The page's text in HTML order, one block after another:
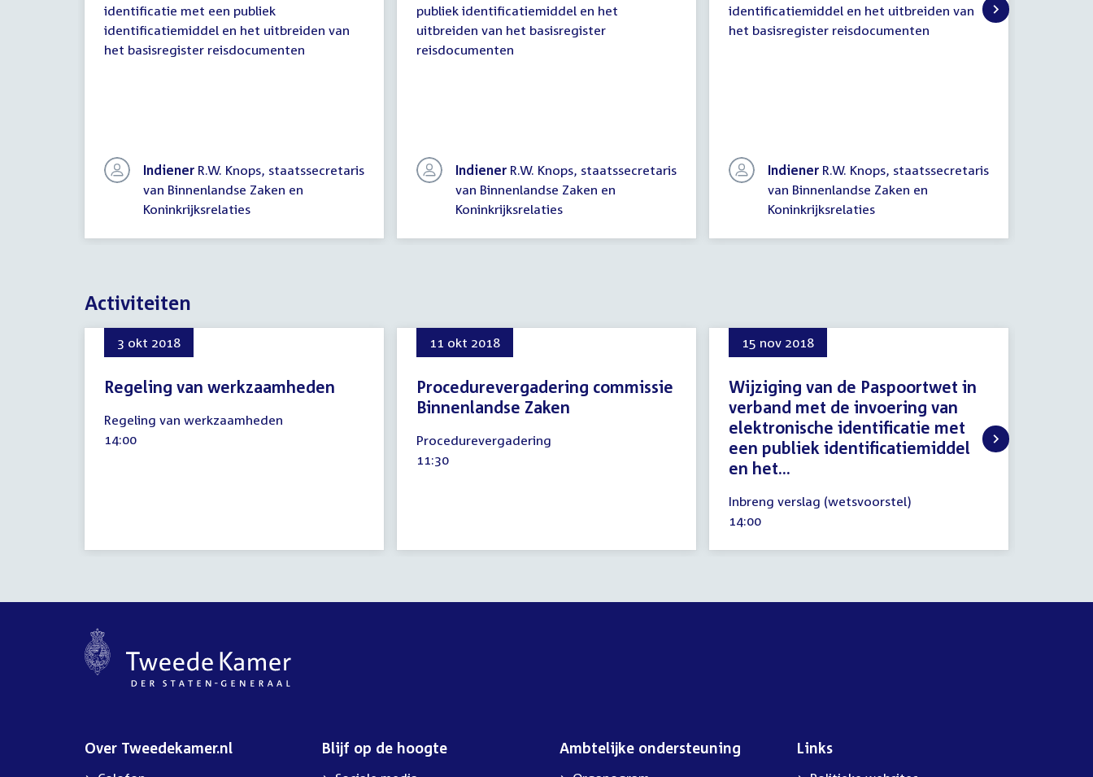
identificatie met een publiek
identificatiemiddel en het uitbreiden van
het basisregister reisdocumenten
Indiener R.W. Knops, staatssecretaris
van Binnenlandse Zaken en
Koninkrijksrelaties
publiek identificatiemiddel en het
uitbreiden van het basisregister
reisdocumenten
Indiener R.W. Knops, staatssecretaris
van Binnenlandse Zaken en
Koninkrijksrelaties
identificatiemiddel en het uitbreiden van
het basisregister reisdocumenten
Indiener R.W. Knops, staatssecretaris
van Binnenlandse Zaken en
Koninkrijksrelaties
Activiteiten
3 okt 2018
Regeling van werkzaamheden
oktober
2018
Regeling van werkzaamheden
Tijd
14:00
11 okt 2018
Procedurevergadering commissie
Binnenlandse Zaken
oktober
2018
Procedurevergadering
Tijd
11:30
15 nov 2018
Wijziging van de Paspoortwet in
verband met de invoering van
elektronische identificatie met
een publiek identificatiemiddel
en het...
november
2018
Inbreng verslag (wetsvoorstel)
Tijd
14:00
Over Tweedekamer.nl Blijf op de hoogte Ambtelijke ondersteuning Links